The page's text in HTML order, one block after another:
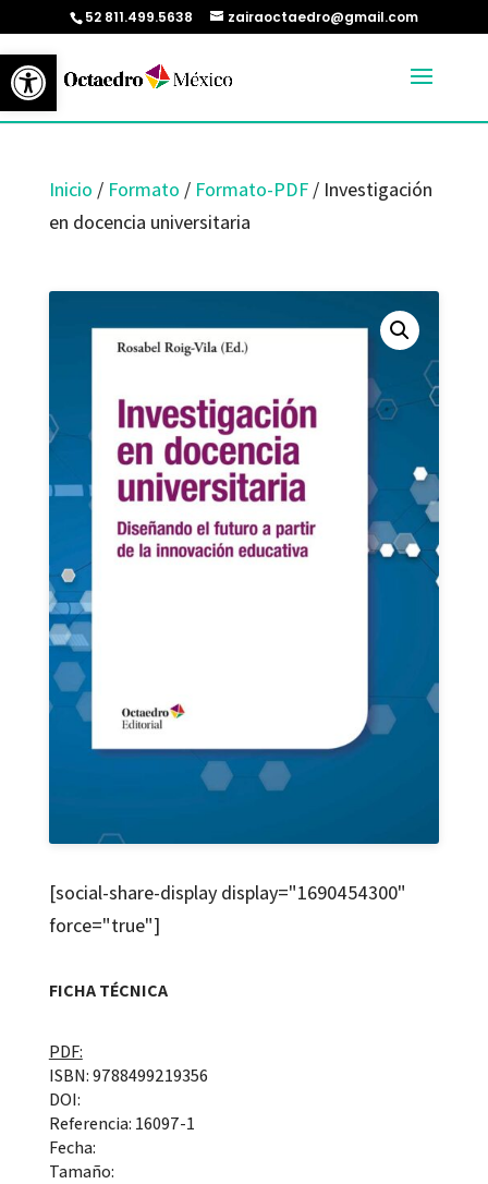
Abrir barra de herramientas
52 811.499.5638 zairaoctaedro@gmail.com
Inicio / Formato / Formato-PDF/ Investigación
en docencia universitaria
[social-share-display display="1690454300"
force="true"]
FICHA TÉCNICA
PDF:
ISBN: 9788499219356
DOI:
Referencia: 16097-1
Fecha:
Tamaño: